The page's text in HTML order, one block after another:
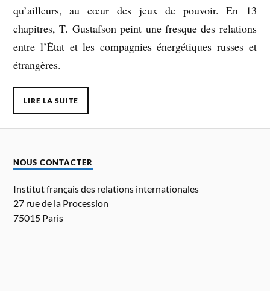
qu’ailleurs, au cœur des jeux de pouvoir. En 13
chapitres, T. Gustafson peint une fresque des relations
entre l’État et les compagnies énergétiques russes et
étrangères.
LIRE LA SUITE
NOUS CONTACTER
Institut français des relations internationales
27 rue de la Procession
75015 Paris